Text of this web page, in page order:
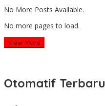
No More Posts Available.
No more pages to load.
View More
Otomatif Terbaru